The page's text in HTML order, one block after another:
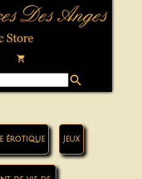
local_grocery_store
search
érotique Jeux